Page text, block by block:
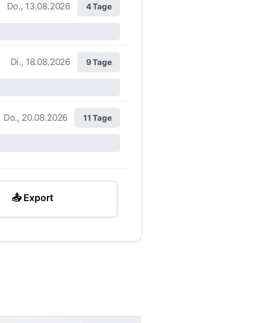
Do., 13.08.2026 4 Tage
Di., 18.08.2026 9 Tage
Do., 20.08.2026 11 Tage
📤 Export